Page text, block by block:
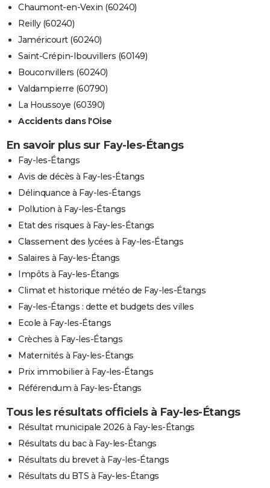
Chaumont-en-Vexin (60240)
Reilly (60240)
Jaméricourt (60240)
Saint-Crépin-Ibouvillers (60149)
Bouconvillers (60240)
Valdampierre (60790)
La Houssoye (60390)
Accidents dans l'Oise
En savoir plus sur Fay-les-Étangs
Fay-les-Étangs
Avis de décès à Fay-les-Étangs
Délinquance à Fay-les-Étangs
Pollution à Fay-les-Étangs
Etat des risques à Fay-les-Étangs
Classement des lycées à Fay-les-Étangs
Salaires à Fay-les-Étangs
Impôts à Fay-les-Étangs
Climat et historique météo de Fay-les-Étangs
Fay-les-Étangs : dette et budgets des villes
Ecole à Fay-les-Étangs
Crèches à Fay-les-Étangs
Maternités à Fay-les-Étangs
Prix immobilier à Fay-les-Étangs
Référendum à Fay-les-Étangs
Tous les résultats officiels à Fay-les-Étangs
Résultat municipale 2026 à Fay-les-Étangs
Résultats du bac à Fay-les-Étangs
Résultats du brevet à Fay-les-Étangs
Résultats du BTS à Fay-les-Étangs